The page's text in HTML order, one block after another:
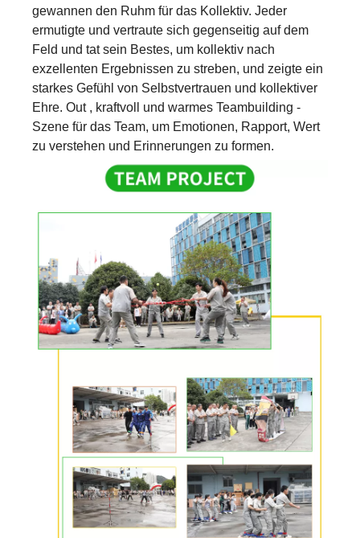
gewannen den Ruhm für das Kollektiv. Jeder
ermutigte und vertraute sich gegenseitig auf dem
Feld und tat sein Bestes, um kollektiv nach
exzellenten Ergebnissen zu streben, und zeigte ein
starkes Gefühl von Selbstvertrauen und kollektiver
Ehre. Out , kraftvoll und warmes Teambuilding -
Szene für das Team, um Emotionen, Rapport, Wert
zu verstehen und Erinnerungen zu formen.